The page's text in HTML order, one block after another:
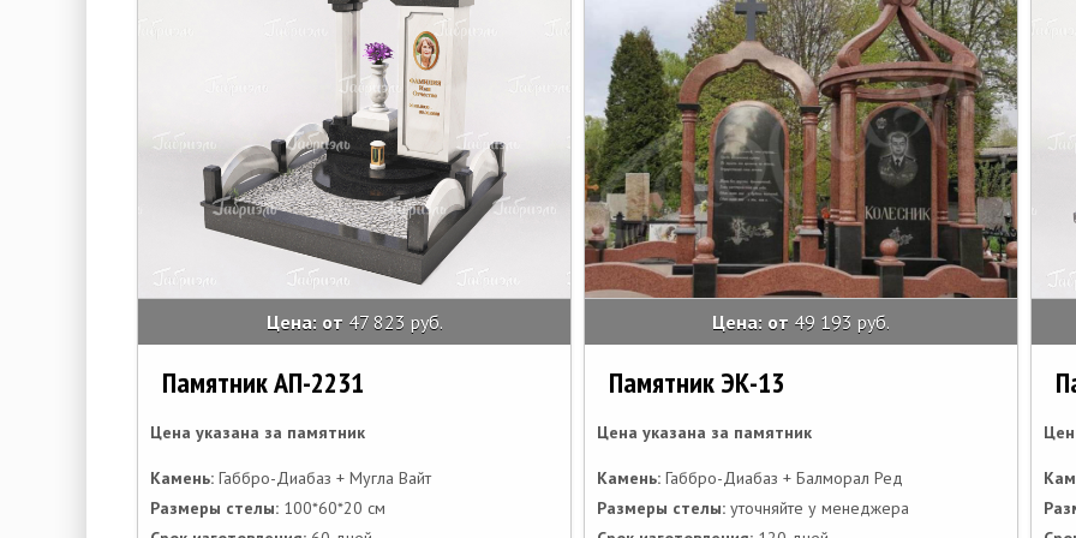
Цена: от 47 823 руб.
Памятник АП-2231
Цена указана за памятник
Камень: Габбро-Диабаз + Мугла Вайт
Размеры стелы: 100*60*20 см
Цена: от 49 193 руб.
Памятник ЭК-13
Цена указана за памятник
Камень: Габбро-Диабаз + Балморал Ред
Размеры стелы: уточняйте у менеджера